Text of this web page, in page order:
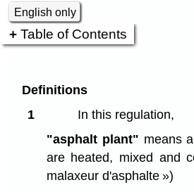
English only
Table of Contents
Definitions
1
In this regulation,
"asphalt plant" means
are heated, mixed and
malaxeur d'asphalte »)